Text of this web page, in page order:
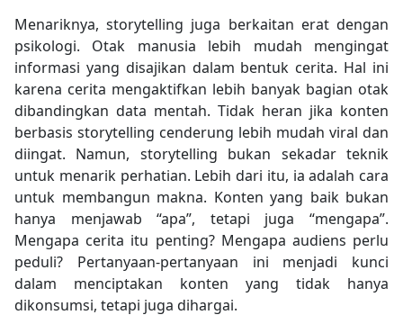
Menariknya, storytelling juga berkaitan erat dengan
psikologi. Otak manusia lebih mudah mengingat
informasi yang disajikan dalam bentuk cerita. Hal ini
karena cerita mengaktifkan lebih banyak bagian otak
dibandingkan data mentah. Tidak heran jika konten
berbasis storytelling cenderung lebih mudah viral dan
diingat. Namun, storytelling bukan sekadar teknik
untuk menarik perhatian. Lebih dari itu, ia adalah cara
untuk membangun makna. Konten yang baik bukan
hanya menjawab “apa”, tetapi juga “mengapa”.
Mengapa cerita itu penting? Mengapa audiens perlu
peduli? Pertanyaan-pertanyaan ini menjadi kunci
dalam menciptakan konten yang tidak hanya
dikonsumsi, tetapi juga dihargai.